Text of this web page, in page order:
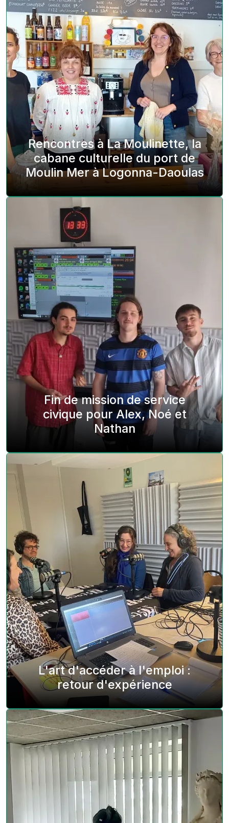
Rencontres à La Moulinette, la
cabane culturelle du port de
Moulin Mer à Logonna-Daoulas
Fin de mission de service
civique pour Alex, Noé et
Nathan
L'art d'accéder à l'emploi :
retour d'expérience